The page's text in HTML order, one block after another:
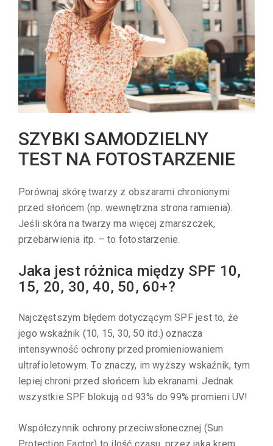
SZYBKI SAMODZIELNY
TEST NA FOTOSTARZENIE
Porównaj skórę twarzy z obszarami chronionymi
przed słońcem (np. wewnętrzna strona ramienia).
Jeśli skóra na twarzy ma więcej zmarszczek,
przebarwienia itp. – to fotostarzenie.
Jaka jest różnica między SPF 10,
15, 20, 30, 40, 50, 60+?
Najczęstszym błędem dotyczącym SPF jest to, że
jego wskaźnik (10, 15, 30, 50 itd.) oznacza
intensywność ochrony przed promieniowaniem
ultrafioletowym. To znaczy, im wyższy wskaźnik, tym
lepiej chroni przed słońcem lub ekranami. Jednak
wszystkie SPF blokują od 93% do 99% promieni UV!
Współczynnik ochrony przeciwsłonecznej (Sun